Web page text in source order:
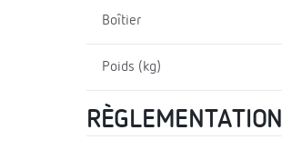
Boîtier
Poids (kg)
RÈGLEMENTATION